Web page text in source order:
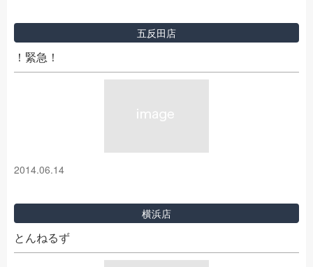
五反田店
！緊急！
2014.06.14
横浜店
とんねるず